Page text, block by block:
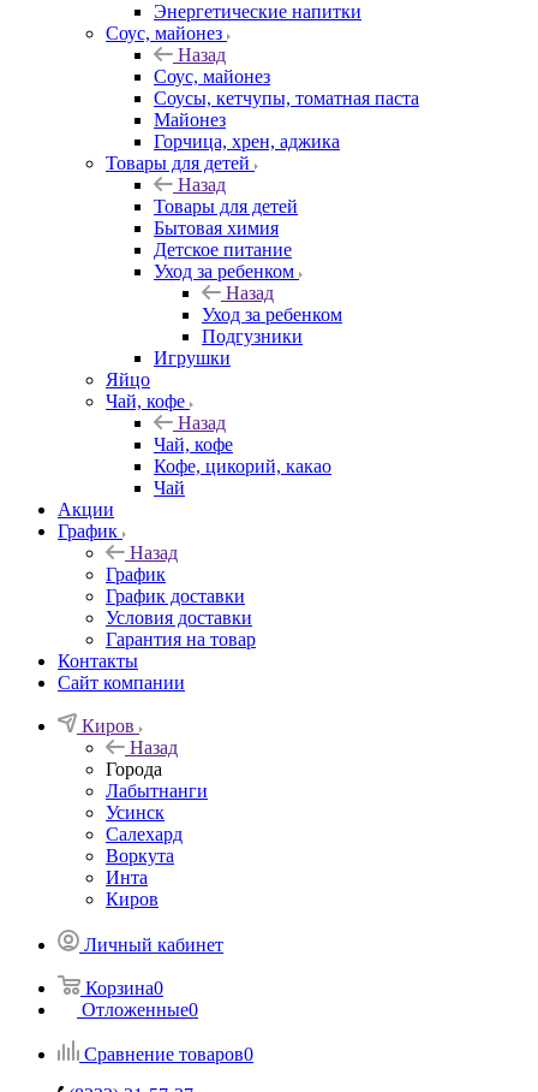
Энергетические напитки
Соус, майонез
Назад
Соус, майонез
Соусы, кетчупы, томатная паста
Майонез
Горчица, хрен, аджика
Товары для детей
Назад
Товары для детей
Бытовая химия
Детское питание
Уход за ребенком
Назад
Уход за ребенком
Подгузники
Игрушки
Яйцо
Чай, кофе
Назад
Чай, кофе
Кофе, цикорий, какао
Чай
Акции
График
Назад
График
График доставки
Условия доставки
Гарантия на товар
Контакты
Сайт компании
Киров
Назад
Города
Лабытнанги
Усинск
Салехард
Воркута
Инта
Киров
Личный кабинет
Корзина0
Отложенные0
Сравнение товаров0